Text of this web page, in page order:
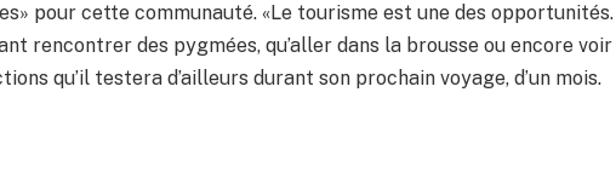
pour cette communauté. «Le tourisme est une des opportunités.
rencontrer des pygmées, qu’aller dans la brousse ou encore voir
qu’il testera d’ailleurs durant son prochain voyage, d’un mois.